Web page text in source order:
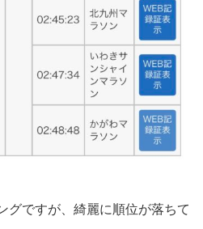
グですが、綺麗に順位が落ちて